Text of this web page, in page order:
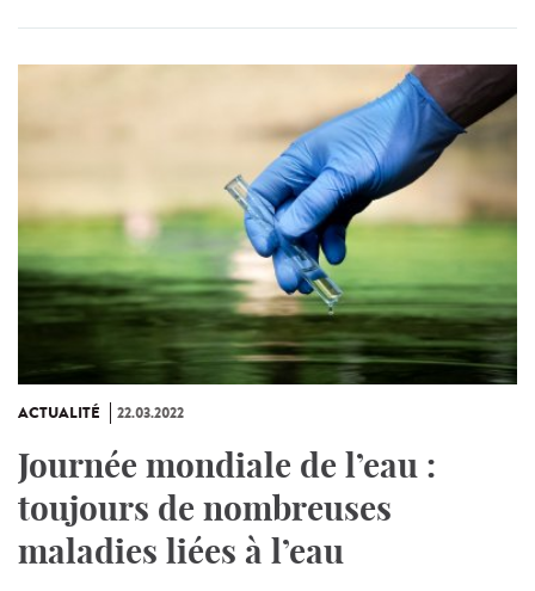
ACTUALITÉ 22.03.2022
Journée mondiale de l’eau :
toujours de nombreuses
maladies liées à l’eau